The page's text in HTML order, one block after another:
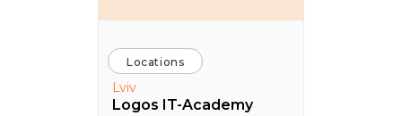
Locations
Lviv
Logos IT-Academy